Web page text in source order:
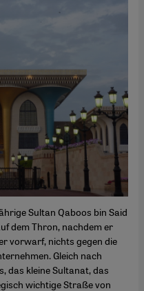
Sultan Qaboos bin Said
dem Thron, nachdem er
vorwarf, nichts gegen die
Gleich nach
das kleine Sultanat, das
wichtige Straße von